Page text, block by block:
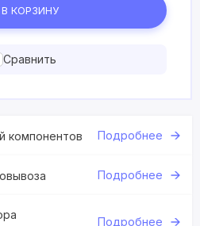
В КОРЗИНУ
Сравнить
компонентов Подробнее
Подробнее
Подробнее